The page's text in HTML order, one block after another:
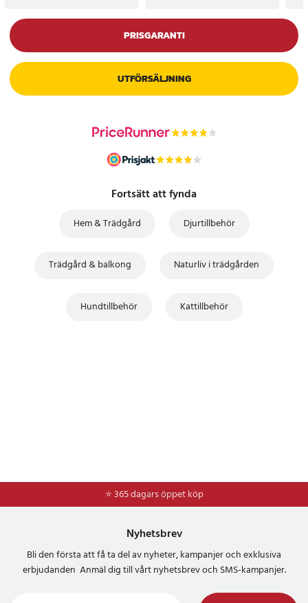
PRISGARANTI
UTFÖRSÄLJNING
Fortsätt att fynda
Hem & Trädgård Djurtillbehör
Trädgård & balkong Naturliv i trädgården
Hundtillbehör Kattillbehör
⭐ 365 dagars öppet köp
⭐Frakt 49kr *
Nyhetsbrev
Bli den första att få ta del av nyheter, kampanjer och exklusiva
erbjudanden Anmäl dig till vårt nyhetsbrev och SMS-kampanjer.